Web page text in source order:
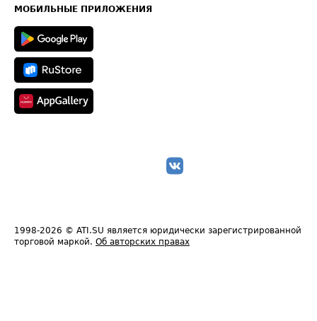
Техническая информация
МОБИЛЬНЫЕ ПРИЛОЖЕНИЯ
1998-2026 © ATI.SU является юридически зарегистрированной
торговой маркой. Об авторских правах